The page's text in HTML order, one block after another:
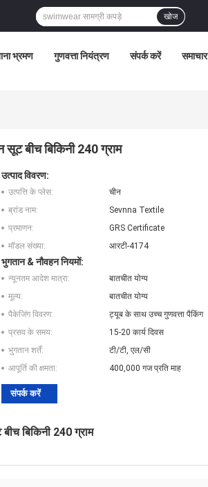
खोज
भ्रमण गुणवत्ता नियंत्रण संपर्क करें समाचार
सूट बीच बिकिनी 240 ग्राम
उत्पाद विवरण:
उत्पत्ति के प्लेस:
चीन
ब्रांड नाम:
Sevnna Textile
प्रमाणन:
GRS Certificate
मॉडल संख्या:
आरटी-4174
भुगतान & नौवहन नियमों:
न्यूनतम आदेश मात्रा:
बातचीत योग्य
मूल्य:
बातचीत योग्य
पैकेजिंग विवरण:
ट्यूब के साथ उच्च गुणवत्ता पैकिंग
प्रसव के समय:
15-20 कार्य दिवस
भुगतान शर्तें:
टी/टी, एल/सी
आपूर्ति की क्षमता:
400,000 गज प्रति माह
संपर्क करें
बिकिनी 240 ग्राम